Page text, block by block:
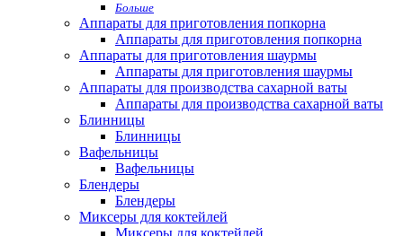
Больше
Аппараты для приготовления попкорна
Аппараты для приготовления попкорна
Аппараты для приготовления шаурмы
Аппараты для приготовления шаурмы
Аппараты для производства сахарной ваты
Аппараты для производства сахарной ваты
Блинницы
Блинницы
Вафельницы
Вафельницы
Блендеры
Блендеры
Миксеры для коктейлей